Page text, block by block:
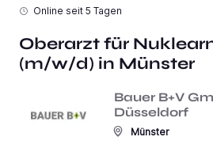
Online seit 5 Tagen
Oberarzt für
(m/w/d) in Münster
Bauer B+V
Düsseldorf
Münster